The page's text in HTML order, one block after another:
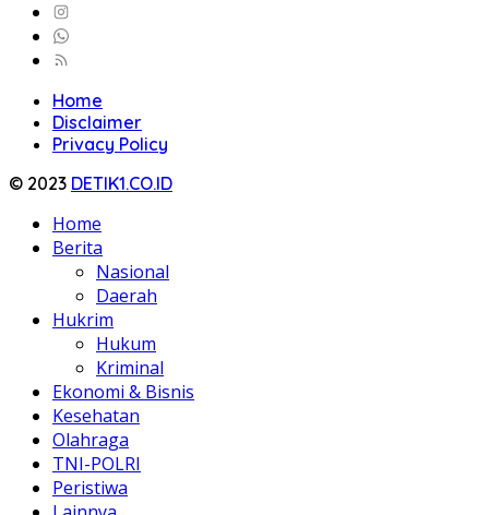
Home
Disclaimer
Privacy Policy
© 2023 DETIK1.CO.ID
Home
Berita
Nasional
Daerah
Hukrim
Hukum
Kriminal
Ekonomi & Bisnis
Kesehatan
Olahraga
TNI-POLRI
Peristiwa